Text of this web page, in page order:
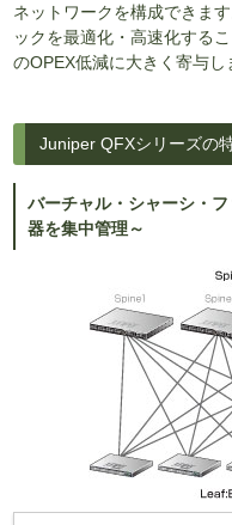
ネットワークを構成できま
ックを最適化・高速化する
のOPEX低減に大きく寄与し
Juniper QFXシリーズの
バーチャル・シャーシ・
器を集中管理～